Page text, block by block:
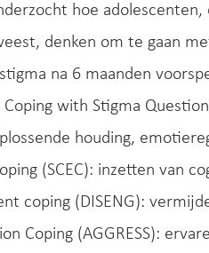
hoe
denken om te gaan
na 6 maanden
with Stigma
houding,
(SCEC): inzetten van
coping (DISENG):
Coping (AGGRESS):